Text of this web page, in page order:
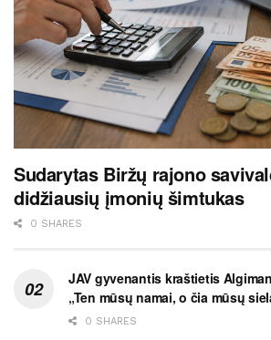
Sudarytas Biržų rajono
didžiausių įmonių šimtukas
0 SHARES
JAV gyvenantis kraštietis
„Ten mūsų namai, o čia mūsų
0 SHARES